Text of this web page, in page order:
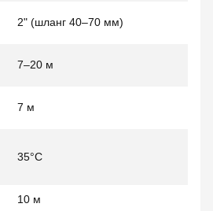
2" (шланг 40–70 мм)
7–20 м
7 м
35°C
10 м